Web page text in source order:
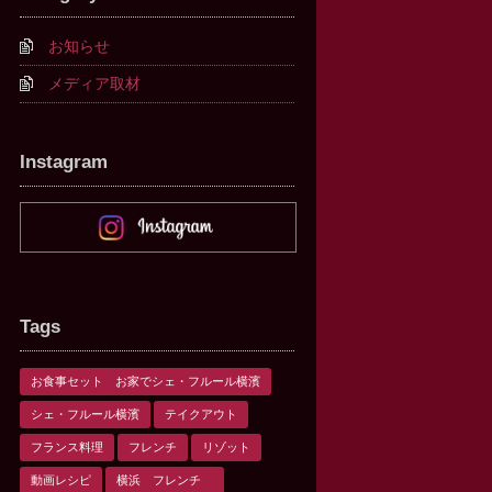
お知らせ
メディア取材
Instagram
Tags
お食事セット お家でシェ・フルール横濱
シェ・フルール横濱 テイクアウト
フランス料理 フレンチ リゾット
動画レシピ 横浜 フレンチ